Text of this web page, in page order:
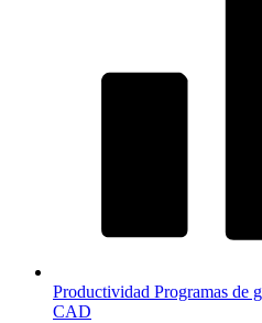
Productividad Programas de
CAD